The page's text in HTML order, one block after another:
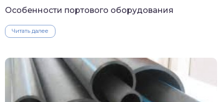
Особенности портового оборудования
Читать далее